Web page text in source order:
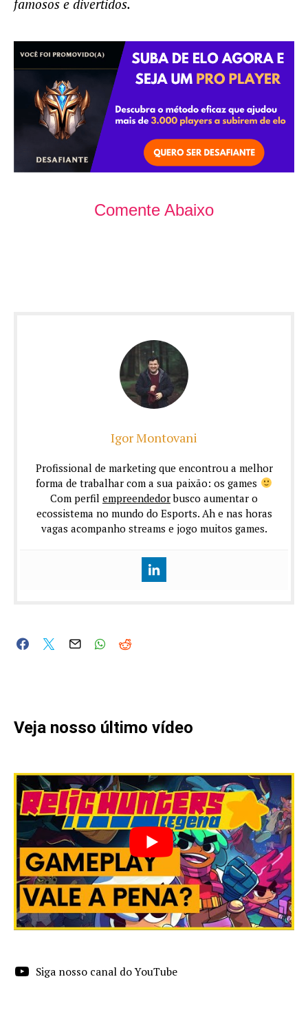
famosos e divertidos.
Comente Abaixo
Igor Montovani
Profissional de marketing que encontrou a melhor
forma de trabalhar com a sua paixão: os games
Com perfil empreendedorbusco aumentar o
ecossistema no mundo do Esports. Ah e nas horas
vagas acompanho streams e jogo muitos games.
Veja nosso último vídeo
Siga nosso canal do YouTube